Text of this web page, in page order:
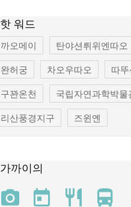
핫 워드
까오메이
탄야션뤼위엔따오
완허궁
차오우따오
따
구꽌온천
국립자연과학박물
리산풍경지구
즈윈옌
펑위엔 츠지궁
똥하이 목장
우치 관광 항구
가까이의